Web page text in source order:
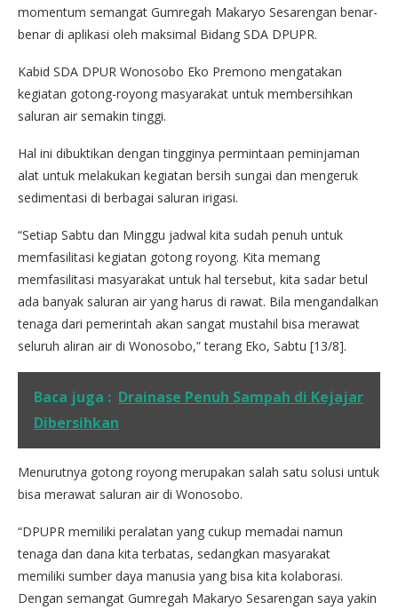
momentum semangat Gumregah Makaryo Sesarengan benar-
benar di aplikasi oleh maksimal Bidang SDA DPUPR.
Kabid SDA DPUR Wonosobo Eko Premono mengatakan
kegiatan gotong-royong masyarakat untuk membersihkan
saluran air semakin tinggi.
Hal ini dibuktikan dengan tingginya permintaan peminjaman
alat untuk melakukan kegiatan bersih sungai dan mengeruk
sedimentasi di berbagai saluran irigasi.
“Setiap Sabtu dan Minggu jadwal kita sudah penuh untuk
memfasilitasi kegiatan gotong royong. Kita memang
memfasilitasi masyarakat untuk hal tersebut, kita sadar betul
ada banyak saluran air yang harus di rawat. Bila mengandalkan
tenaga dari pemerintah akan sangat mustahil bisa merawat
seluruh aliran air di Wonosobo,” terang Eko, Sabtu [13/8].
Baca juga : Drainase Penuh Sampah di Kejajar
Dibersihkan
Menurutnya gotong royong merupakan salah satu solusi untuk
bisa merawat saluran air di Wonosobo.
“DPUPR memiliki peralatan yang cukup memadai namun
tenaga dan dana kita terbatas, sedangkan masyarakat
memiliki sumber daya manusia yang bisa kita kolaborasi.
Dengan semangat Gumregah Makaryo Sesarengan saya yakin